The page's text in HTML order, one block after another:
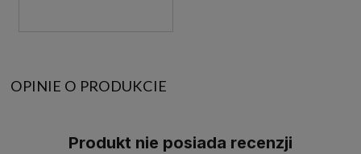
OPINIE O PRODUKCIE
Produkt nie posiada recenzji